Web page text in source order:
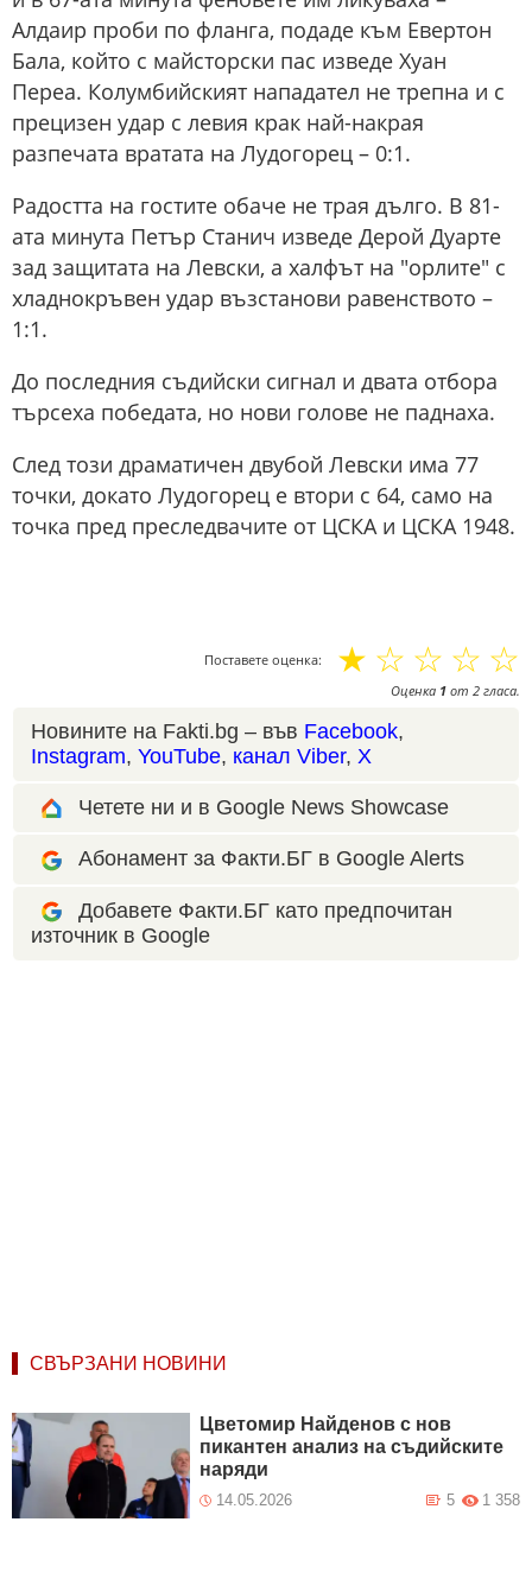
Алдаир проби по фланга, подаде към Евертон
Бала, който с майсторски пас изведе Хуан
Переа. Колумбийският нападател не трепна и с
прецизен удар с левия крак най-накрая
разпечата вратата на Лудогорец – 0:1.
Радостта на гостите обаче не трая дълго. В 81-
ата минута Петър Станич изведе Дерой Дуарте
зад защитата на Левски, а халфът на "орлите" с
хладнокръвен удар възстанови равенството –
1:1.
До последния съдийски сигнал и двата отбора
търсеха победата, но нови голове не паднаха.
След този драматичен двубой Левски има 77
точки, докато Лудогорец е втори с 64, само на
точка пред преследвачите от ЦСКА и ЦСКА 1948.
Поставете оценка: ☆
☆
☆
☆
☆
Оценка 1 от 2 гласа.
Новините на Fakti.bg – във Facebook,
Instagram, YouTube, канал Viber, X
Четете ни и в Google News Showcase
Абонамент за Факти.БГ в Google Alerts
Добавете Факти.БГ като предпочитан
източник в Google
СВЪРЗАНИ НОВИНИ
Цветомир Найденов с нов
пикантен анализ на съдийските
наряди
14.05.2026 1 358
5